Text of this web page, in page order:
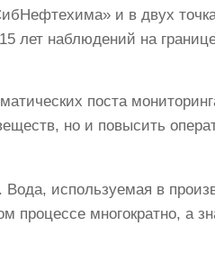
и в двух
лет наблюдений на
поста
но и повысить
используемая в
процессе многократно, а